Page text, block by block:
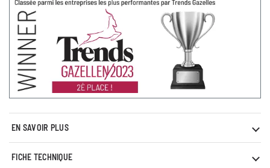
EN SAVOIR PLUS
FICHE TECHNIQUE